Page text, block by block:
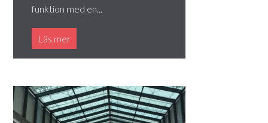
funktion med en...
Läs mer